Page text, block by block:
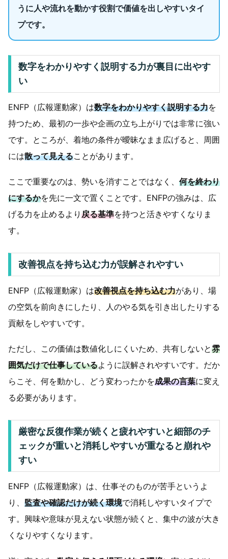
うに人や流れを動かす役割で価値を出しやすいタイ
プです。
数字をわかりやすく説明する力が裏目に出やす
い
ENFP（広報運動家）は数字をわかりやすく説明する力を
持つため、最初の一歩や企画の立ち上がりでは非常に強い
です。ところが、着地の条件が曖昧なまま広げると、周囲
には散って見えることがあります。
ここで重要なのは、勢いを消すことではなく、 何を終わり
にするかを先に一文で置くことです。ENFPの強みは、広
げる力を止めるより 戻る基準を持つと活きやすくなりま
す。
改善視点を持ち込む力が誤解されやすい
ENFP（広報運動家）は改善視点を持ち込む力があり、場
の空気を前向きにしたり、人のやる気を引き出したりする
貢献をしやすいです。
ただし、この価値は数値化しにくいため、共有しないと雰
囲気だけで仕事しているように誤解されやすいです。だか
らこそ、何を動かし、どう変わったかを成果の言葉に変え
る必要があります。
厳密な反復作業が続くと疲れやすいと細部のチ
ェックが重いと消耗しやすいが重なると崩れや
すい
ENFP（広報運動家）は、仕事そのものが苦手というよ
り、 監査や確認だけが続く環境で消耗しやすいタイプで
す。興味や意味が見えない状態が続くと、集中の波が大き
くなりやすくなります。